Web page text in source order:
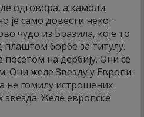
одговора, а камоли
је само довести неког
чудо из Бразила, које то
плаштом борбе за титулу.
посетом на дербију. Они се
Они желе Звезду у Европи
не гомилу истрошених
Желе европске